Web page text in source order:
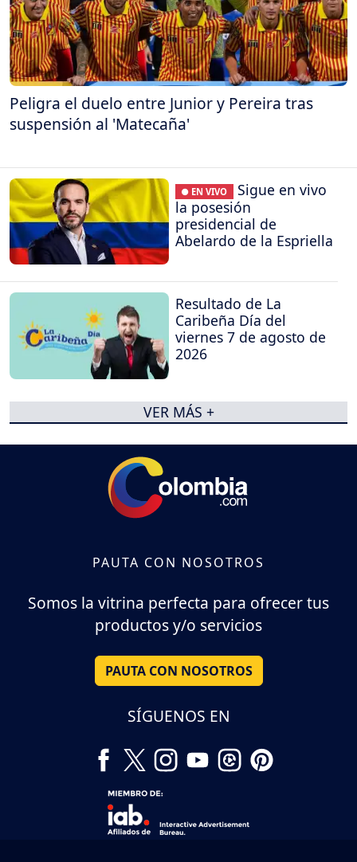
Peligra el duelo entre Junior y Pereira tras
suspensión al 'Matecaña'
● EN VIVO
Sigue en vivo
la posesión
presidencial de
Abelardo de la Espriella
Resultado de La
Caribeña Día del
viernes 7 de agosto de
2026
VER MÁS +
PAUTA CON NOSOTROS
Somos la vitrina perfecta para ofrecer tus
productos y/o servicios
PAUTA CON NOSOTROS
SÍGUENOS EN